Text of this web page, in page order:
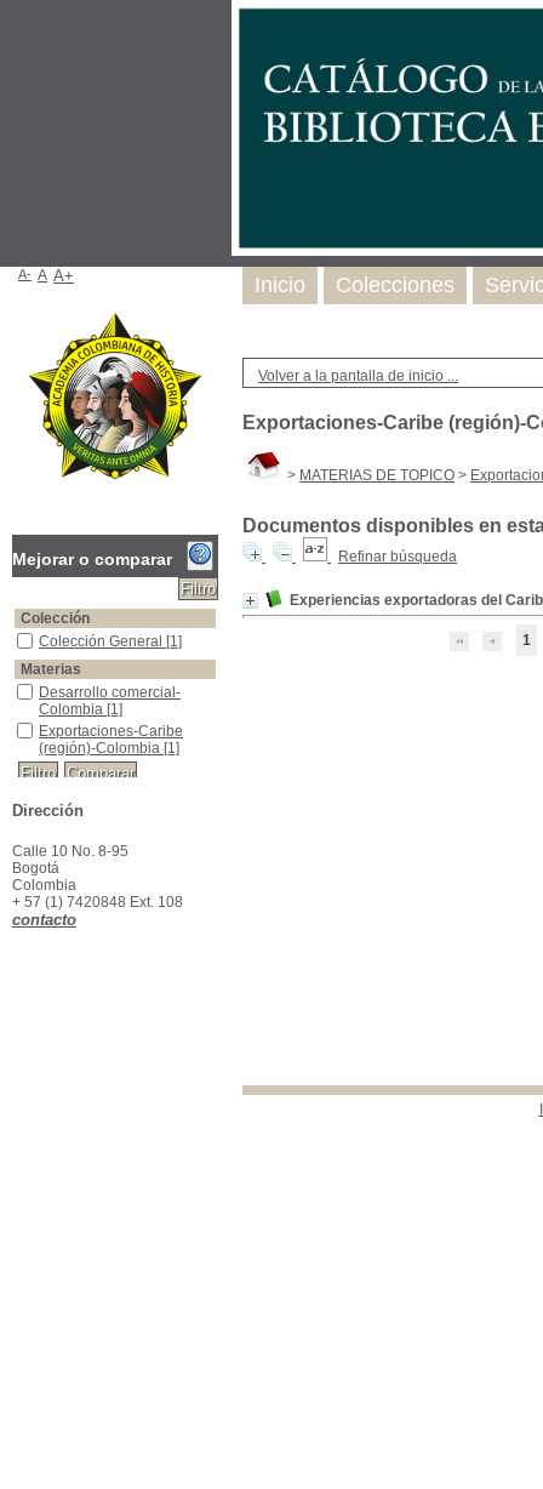
Volver a la pantalla de inicio ...
Exportaciones-Caribe (región)-
> MATERIAS DE TOPICO >
Documentos disponibles en
Refinar búsqueda
Experiencias exportadoras del
1
Inicio Colecciones
A- A A+
Mejorar o comparar
Colección
Colección General
Colección General [1]
Materias
Desarrollo comercial-Colombia
Desarrollo comercial-
Colombia [1]
Exportaciones-Caribe (región)-Colombia
Exportaciones-Caribe
(región)-Colombia [1]
Dirección
Calle 10 No. 8-95
Bogotá
Colombia
+ 57 (1) 7420848 Ext. 108
contacto